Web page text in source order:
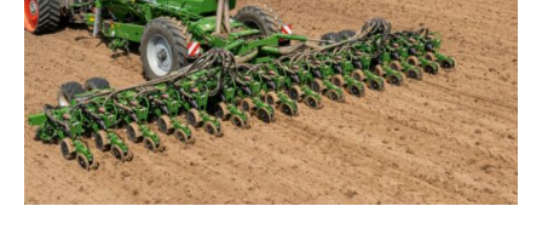
сеитба